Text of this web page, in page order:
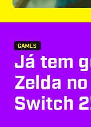
GAMES
Já tem
Zelda
Switch